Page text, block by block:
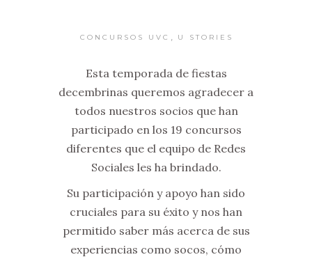
CONCURSOS UVC U STORIES
Esta temporada de fiestas
decembrinas queremos agradecer a
todos nuestros socios que han
participado en los 19 concursos
diferentes que el equipo de Redes
Sociales les ha brindado.
Su participación y apoyo han sido
cruciales para su éxito y nos han
permitido saber más acerca de sus
experiencias como socos, cómo